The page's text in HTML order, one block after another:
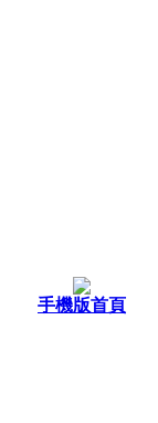
手機版首頁